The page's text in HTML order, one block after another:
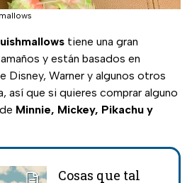
tiene una gran
y están basados en
Disney, Warner y algunos otros
así que si quieres comprar alguno
Minnie, Mickey, Pikachu y
Cosas que tal